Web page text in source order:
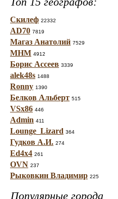
Скилеф 22332
AD70 7819
Магаз Анатолий 7529
МНМ 4912
Борис Ассеев 3339
alek48s 1488
Ronny 1390
Белков Альберт 515
VSx86 446
Admin 411
Lounge_Lizard 364
Гудков А.И. 274
Ed4x4 261
OVN 237
Рыковкин Владимир 225
Популярные города